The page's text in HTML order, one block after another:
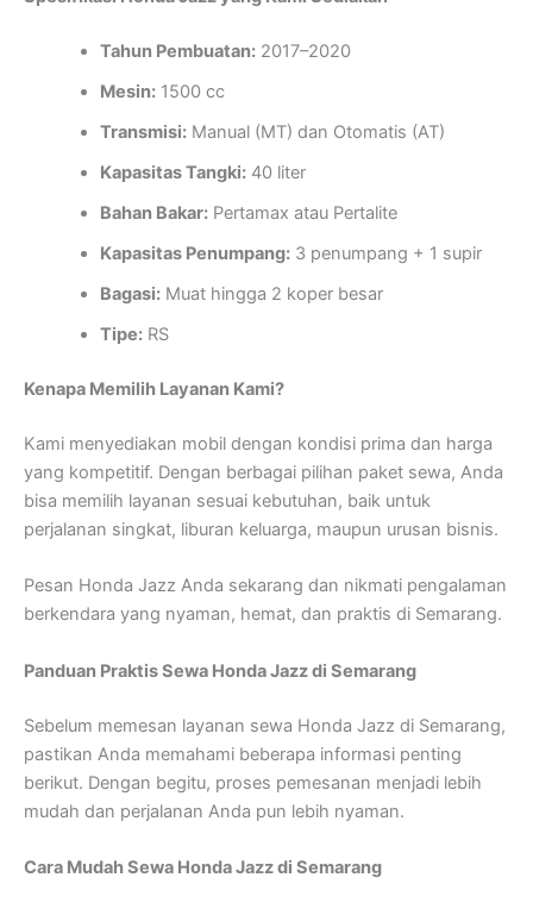
Tahun Pembuatan:2017–2020
Mesin:1500 cc
Transmisi:Manual (MT) dan Otomatis (AT)
Kapasitas Tangki:40 liter
Bahan Bakar:Pertamax atau Pertalite
Kapasitas Penumpang:3 penumpang + 1 supir
Bagasi:Muat hingga 2 koper besar
Tipe:RS
Kenapa Memilih Layanan Kami?
Kami menyediakan mobil dengan kondisi prima dan harga
yang kompetitif. Dengan berbagai pilihan paket sewa, Anda
bisa memilih layanan sesuai kebutuhan, baik untuk
perjalanan singkat, liburan keluarga, maupun urusan bisnis.
Pesan Honda Jazz Anda sekarang dan nikmati pengalaman
berkendara yang nyaman, hemat, dan praktis di Semarang.
Panduan Praktis Sewa Honda Jazz di Semarang
Sebelum memesan layanan sewa Honda Jazz di Semarang,
pastikan Anda memahami beberapa informasi penting
berikut. Dengan begitu, proses pemesanan menjadi lebih
mudah dan perjalanan Anda pun lebih nyaman.
Cara Mudah Sewa Honda Jazz di Semarang